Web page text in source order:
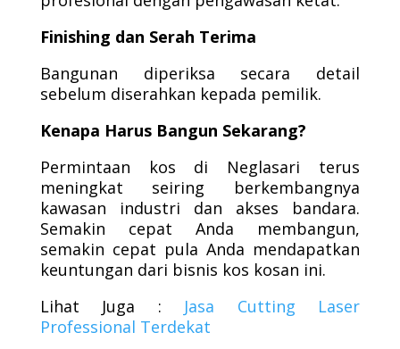
Finishing dan Serah Terima
Bangunan diperiksa secara detail
sebelum diserahkan kepada pemilik.
Kenapa Harus Bangun Sekarang?
Permintaan kos di Neglasari terus
meningkat seiring berkembangnya
kawasan industri dan akses bandara.
Semakin cepat Anda membangun,
semakin cepat pula Anda mendapatkan
keuntungan dari bisnis kos kosan ini.
Lihat Juga : Jasa Cutting Laser
Professional Terdekat